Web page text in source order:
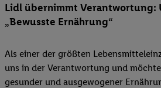
Lidl übernimmt Verantwortung:
„Bewusste Ernährung“
Als einer der größten
uns in der Verantwortung und
gesunder und ausgewogener